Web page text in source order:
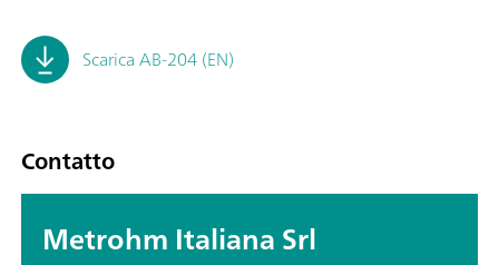
Scarica AB-204 (EN)
Contatto
Metrohm Italiana Srl